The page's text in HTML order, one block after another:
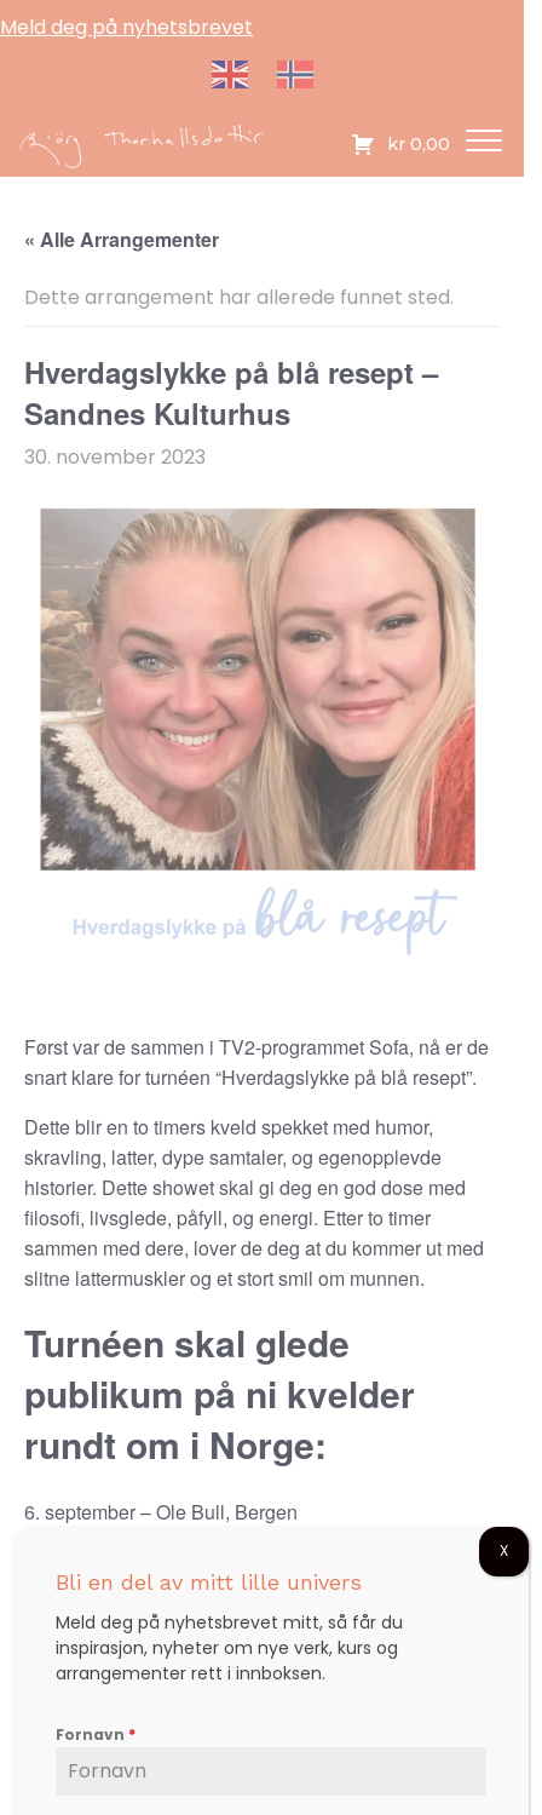
Meld deg på nyhetsbrevet
kr 0,00
« Alle Arrangementer
Dette arrangement har allerede funnet sted.
Hverdagslykke på blå resept –
Sandnes Kulturhus
30. november 2023
Først var de sammen i TV2-programmet Sofa, nå er de
snart klare for turnéen “Hverdagslykke på blå resept”.
Dette blir en to timers kveld spekket med humor,
skravling, latter, dype samtaler, og egenopplevde
historier. Dette showet skal gi deg en god dose med
filosofi, livsglede, påfyll, og energi. Etter to timer
sammen med dere, lover de deg at du kommer ut med
slitne lattermuskler og et stort smil om munnen.
Turnéen skal glede
publikum på ni kvelder
rundt om i Norge:
6. september – Ole Bull, Bergen
11. oktober – Grimstad Kulturhus, Grimstad
31. oktober – Olavshallen, Trondheim
2. november – Ringerike Kultursenter, Hønefoss
Bli en del av mitt lille univers
Meld deg på nyhetsbrevet mitt, så får du
inspirasjon, nyheter om nye verk, kurs og
arrangementer rett i innboksen.
Fornavn *
X